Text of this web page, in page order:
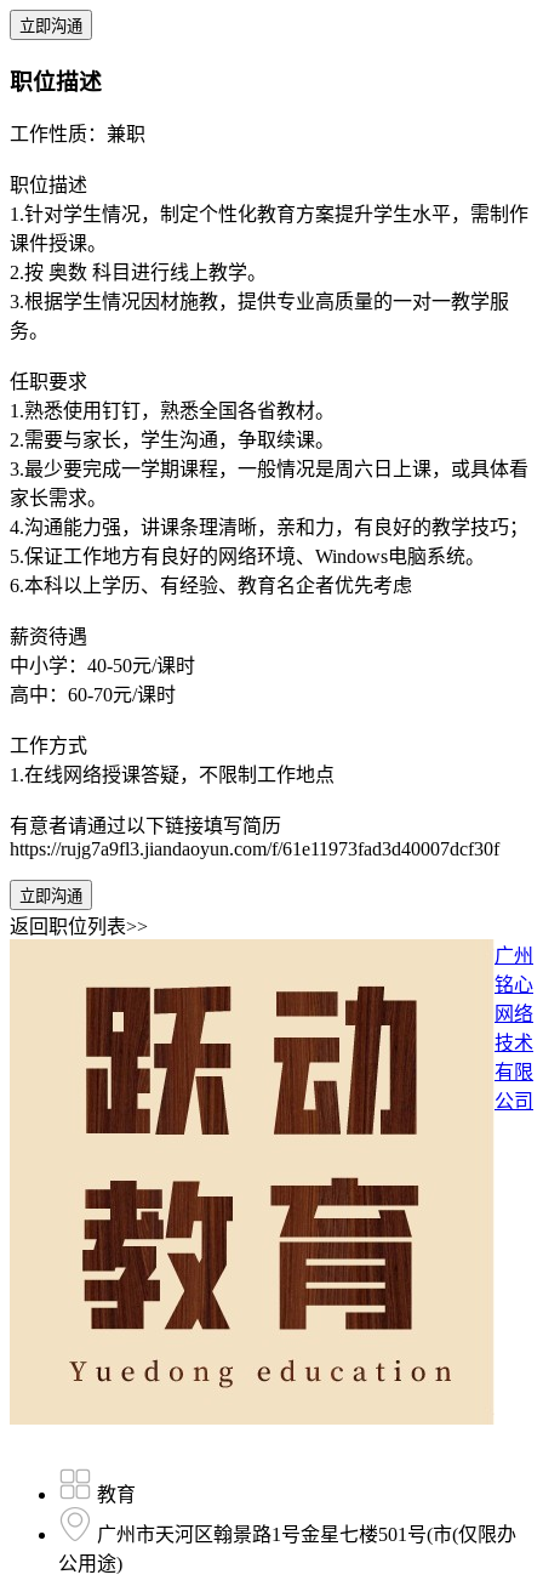
立即沟通
职位描述
工作性质：兼职
职位描述
1.针对学生情况，制定个性化教育方案提升学生水平，需制作
课件授课。
2.按 奥数 科目进行线上教学。
3.根据学生情况因材施教，提供专业高质量的一对一教学服
务。
任职要求
1.熟悉使用钉钉，熟悉全国各省教材。
2.需要与家长，学生沟通，争取续课。
3.最少要完成一学期课程，一般情况是周六日上课，或具体看
家长需求。
4.沟通能力强，讲课条理清晰，亲和力，有良好的教学技巧；
5.保证工作地方有良好的网络环境、Windows电脑系统。
6.本科以上学历、有经验、教育名企者优先考虑
薪资待遇
中小学：40-50元/课时
高中：60-70元/课时
工作方式
1.在线网络授课答疑，不限制工作地点
有意者请通过以下链接填写简历
https://rujg7a9fl3.jiandaoyun.com/f/61e11973fad3d40007dcf30f
立即沟通
返回职位列表>>
广州
铭心
网络
技术
有限
公司
教育
广州市天河区翰景路1号金星七楼501号(市(仅限办
公用途)